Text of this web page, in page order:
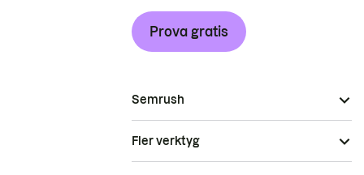
Prova gratis
Semrush
Fler verktyg